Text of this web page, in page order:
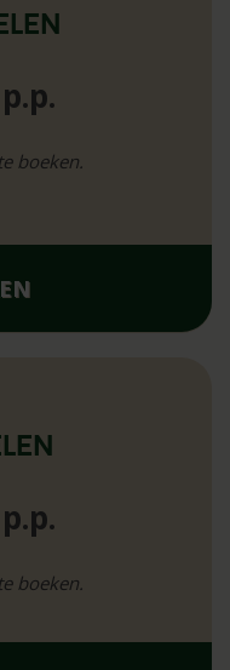
boeken.
boeken.